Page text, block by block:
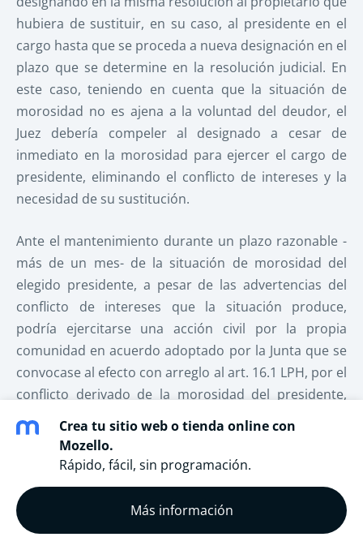
hubiera de sustituir, en su caso, al presidente en el
cargo hasta que se proceda a nueva designación en el
plazo que se determine en la resolución judicial. En
este caso, teniendo en cuenta que la situación de
morosidad no es ajena a la voluntad del deudor, el
Juez debería compeler al designado a cesar de
inmediato en la morosidad para ejercer el cargo de
presidente, eliminando el conflicto de intereses y la
necesidad de su sustitución.
Ante el mantenimiento durante un plazo razonable -
más de un mes- de la situación de morosidad del
elegido presidente, a pesar de las advertencias del
conflicto de intereses que la situación produce,
podría ejercitarse una acción civil por la propia
comunidad en acuerdo adoptado por la Junta que se
convocase al efecto con arreglo al art. 16.1 LPH, por el
conflicto derivado de la morosidad del presidente,
con acuerdo de la destitución del presidente,
designación de uno nuevo y ejercicio de acción por la
comunidad, actuando éste último en su
III). JURISPRUDENCIA.
Crea tu sitio web o tienda online con
Mozello.
Rápido, fácil, sin programación.
Más información